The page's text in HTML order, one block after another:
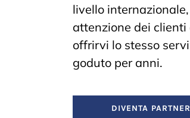
livello
attenzione dei
offrirvi lo stesso
goduto per anni.
DIVENTA